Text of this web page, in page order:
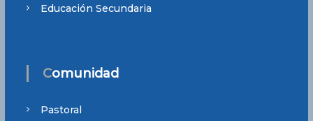
Educación Secundaria
Comunidad
Pastoral